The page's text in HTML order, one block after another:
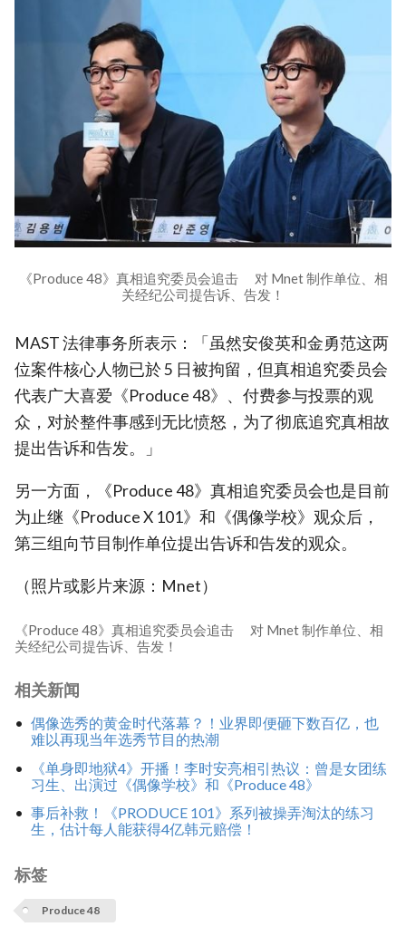
《Produce 48》真相追究委员会追击 对 Mnet 制作单位、相
关经纪公司提告诉、告发！
MAST 法律事务所表示：「虽然安俊英和金勇范这两
位案件核心人物已於 5 日被拘留，但真相追究委员会
代表广大喜爱《Produce 48》、付费参与投票的观
众，对於整件事感到无比愤怒，为了彻底追究真相故
提出告诉和告发。」
另一方面，《Produce 48》真相追究委员会也是目前
为止继《Produce X 101》和《偶像学校》观众后，
第三组向节目制作单位提出告诉和告发的观众。
（照片或影片来源：Mnet）
《Produce 48》真相追究委员会追击 对 Mnet 制作单位、相
关经纪公司提告诉、告发！
相关新闻
偶像选秀的黄金时代落幕？！业界即便砸下数百亿，也
难以再现当年选秀节目的热潮
《单身即地狱4》开播！李时安亮相引热议：曾是女团练
习生、出演过《偶像学校》和《Produce 48》
事后补救！《PRODUCE 101》系列被操弄淘汰的练习
生，估计每人能获得4亿韩元赔偿！
标签
Produce 48